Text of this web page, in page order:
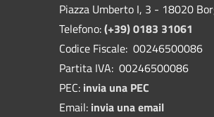
Piazza Umberto I, 3 - 18020
Telefono:(+39) 0183 31061
Codice Fiscale: 00246500086
Partita IVA: 00246500086
PEC: invia una PEC
Email: invia una email